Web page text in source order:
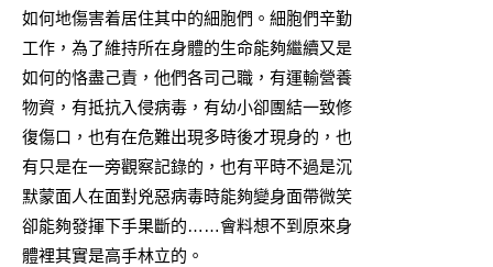
如何地傷害着居住其中的細胞們。細胞們辛勤
工作，為了維持所在身體的生命能夠繼續又是
如何的恪盡己責，他們各司己職，有運輸營養
物資，有抵抗入侵病毒，有幼小卻團結一致修
復傷口，也有在危難出現多時後才現身的，也
有只是在一旁觀察記錄的，也有平時不過是沉
默蒙面人在面對兇惡病毒時能夠變身面帶微笑
卻能夠發揮下手果斷的……會料想不到原來身
體裡其實是高手林立的。